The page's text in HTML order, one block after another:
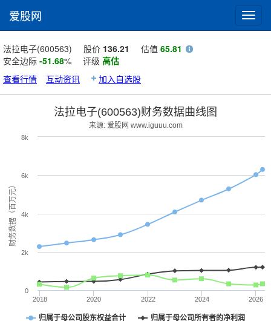
爱股网
法拉电子(600563) 股价 136.21 估值 65.81
安全边际 -51.68% 评级 高估
查看行情
互动资讯 加入自选股
财务数据（百万元）
法拉电子(600563)财务数据曲线图
来源: 爱股网 www.iguuu.com
归属于母公司股东权益合计
归属于母公司所有者的净利润
2018 2020 2022 2024 2026
0
2k
4k
6k
8k